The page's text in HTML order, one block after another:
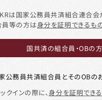
は国家公務員共済組合連合会
等の方は身分を証明できるも
国共済の組合員・OBの方
家公務員共済組合員とそのOBの
クインの際に、身分を証明でき